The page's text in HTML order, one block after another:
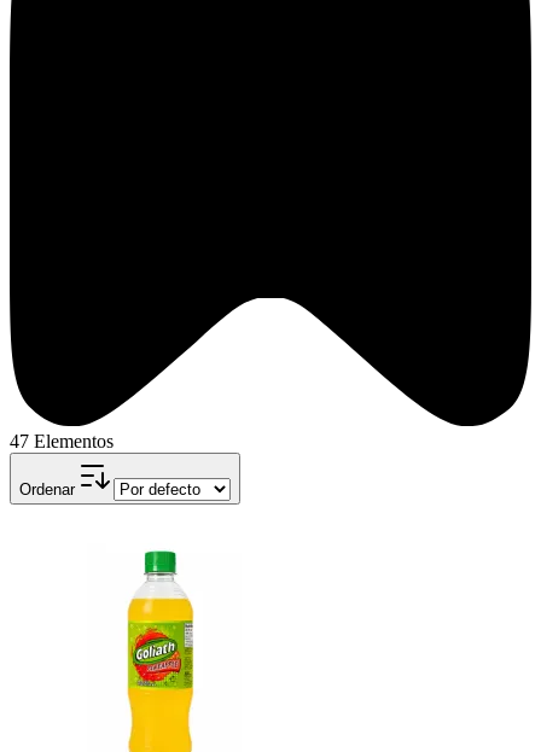
47 Elementos
Ordenar